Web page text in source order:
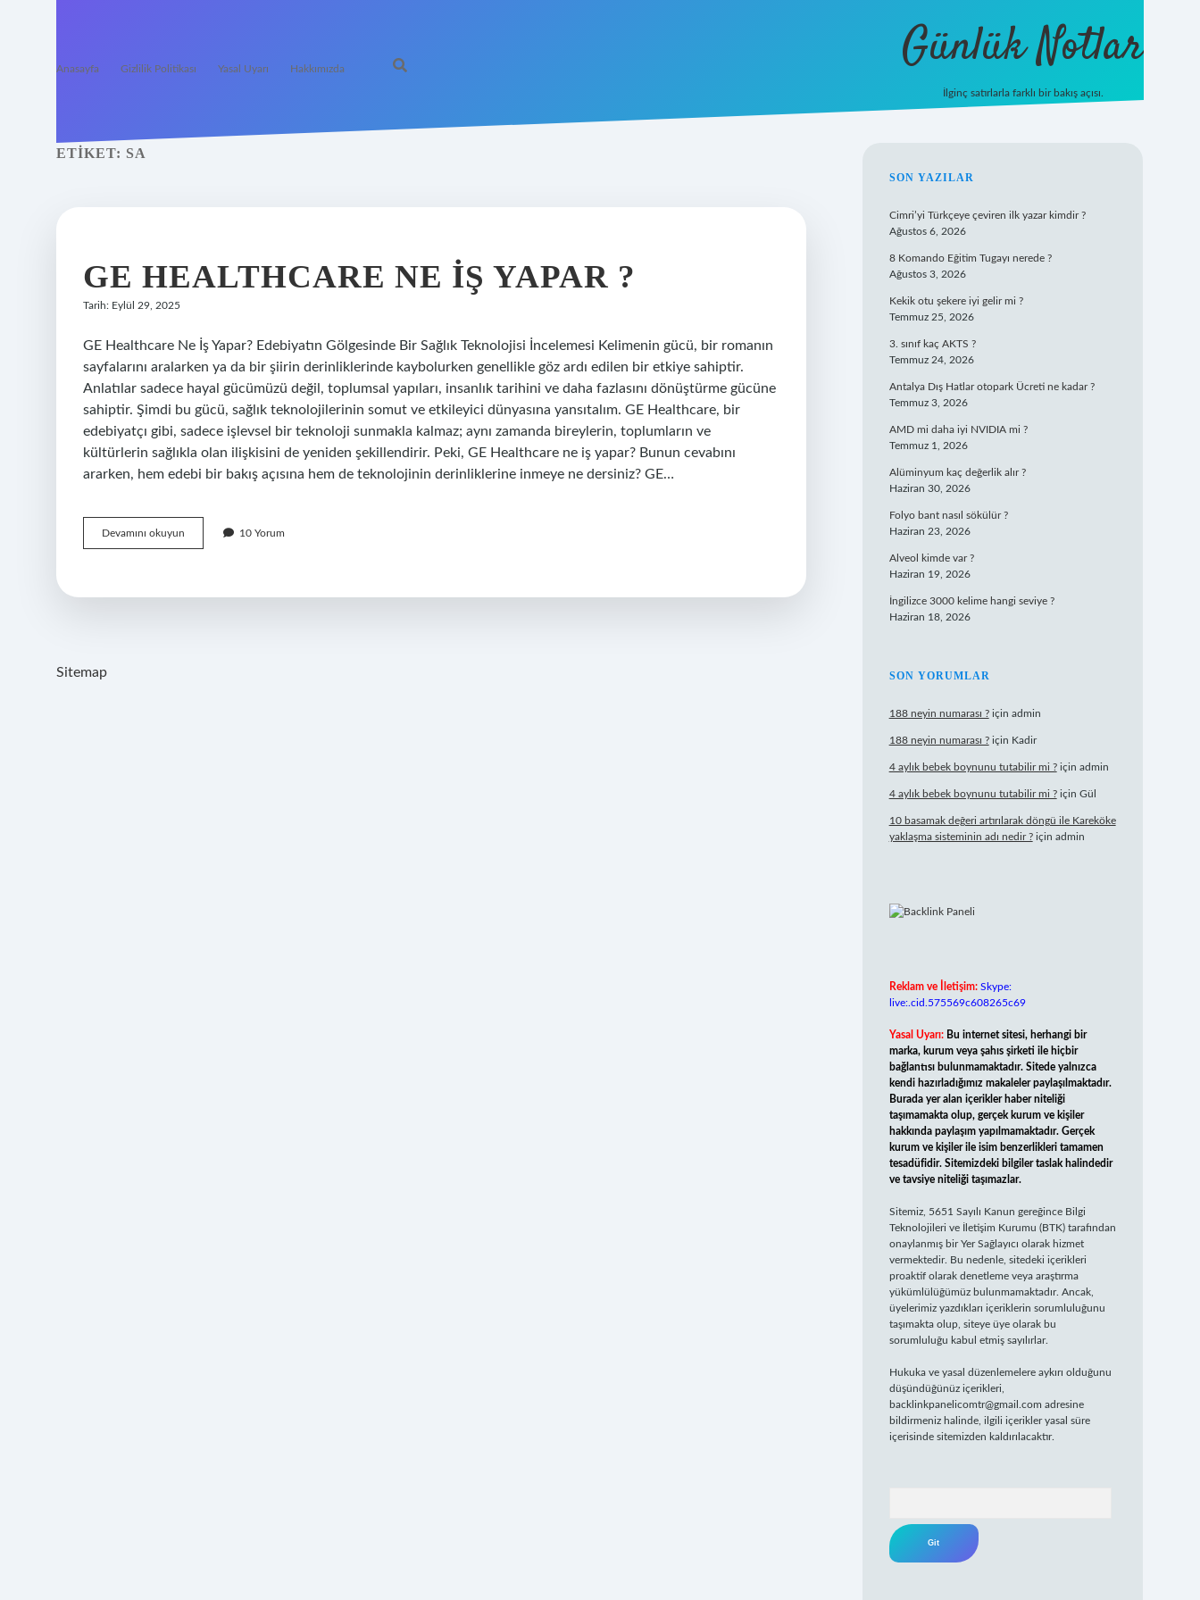
Anasayfa Gizlilik Politikası Yasal Uyarı Hakkımızda Günlük Notlar
İlginç satırlarla farklı bir bakış açısı.
ETIKET: SA
GE HEALTHCARE NE IŞ YAPAR ?
Tarih: Eylül 29, 2025
GE Healthcare Ne İş Yapar? Edebiyatın Gölgesinde Bir Sağlık Teknolojisi İncelemesi Kelimenin gücü, bir romanın
sayfalarını aralarken ya da bir şiirin derinliklerinde kaybolurken genellikle göz ardı edilen bir etkiye sahiptir.
Anlatılar sadece hayal gücümüzü değil, toplumsal yapıları, insanlık tarihini ve daha fazlasını dönüştürme gücüne
sahiptir. Şimdi bu gücü, sağlık teknolojilerinin somut ve etkileyici dünyasına yansıtalım. GE Healthcare, bir
edebiyatçı gibi, sadece işlevsel bir teknoloji sunmakla kalmaz; aynı zamanda bireylerin, toplumların ve
kültürlerin sağlıkla olan ilişkisini de yeniden şekillendirir. Peki, GE Healthcare ne iş yapar? Bunun cevabını
ararken, hem edebi bir bakış açısına hem de teknolojinin derinliklerine inmeye ne dersiniz? GE…
Devamını okuyun
Healthcare
yapar
10 Yorum
Sitemap
SIDEBAR
SON YAZILAR
Cimri’yi Türkçeye çeviren ilk yazar kimdir ?
Ağustos 6, 2026
8 Komando Eğitim Tugayı nerede ?
Ağustos 3, 2026
Kekik otu şekere iyi gelir mi ?
Temmuz 25, 2026
3. sınıf kaç AKTS ?
Temmuz 24, 2026
Antalya Dış Hatlar otopark Ücreti ne kadar ?
Temmuz 3, 2026
AMD mi daha iyi NVIDIA mi ?
Temmuz 1, 2026
Alüminyum kaç değerlik alır ?
Haziran 30, 2026
Folyo bant nasıl sökülür ?
Haziran 23, 2026
Alveol kimde var ?
Haziran 19, 2026
İngilizce 3000 kelime hangi seviye ?
Haziran 18, 2026
SON YORUMLAR
188 neyin numarası ?için admin
188 neyin numarası ?için Kadir
4 aylık bebek boynunu tutabilir mi ?için admin
4 aylık bebek boynunu tutabilir mi ?için Gül
10 basamak değeri artırılarak döngü ile Kareköke
yaklaşma sisteminin adı nedir ?için admin
Reklam ve İletişim: Skype:
live:.cid.575569c608265c69
Yasal Uyarı: Bu internet sitesi, herhangi bir
marka, kurum veya şahıs şirketi ile hiçbir
bağlantısı bulunmamaktadır. Sitede yalnızca
kendi hazırladığımız makaleler paylaşılmaktadır.
Burada yer alan içerikler haber niteliği
taşımamakta olup, gerçek kurum ve kişiler
hakkında paylaşım yapılmamaktadır. Gerçek
kurum ve kişiler ile isim benzerlikleri tamamen
tesadüfidir. Sitemizdeki bilgiler taslak halindedir
ve tavsiye niteliği taşımazlar.
Sitemiz, 5651 Sayılı Kanun gereğince Bilgi
Teknolojileri ve İletişim Kurumu (BTK) tarafından
onaylanmış bir Yer Sağlayıcı olarak hizmet
vermektedir. Bu nedenle, sitedeki içerikleri
proaktif olarak denetleme veya araştırma
yükümlülüğümüz bulunmamaktadır. Ancak,
üyelerimiz yazdıkları içeriklerin sorumluluğunu
taşımakta olup, siteye üye olarak bu
sorumluluğu kabul etmiş sayılırlar.
Hukuka ve yasal düzenlemelere aykırı olduğunu
düşündüğünüz içerikleri,
backlinkpanelicomtr@gmail.com adresine
bildirmeniz halinde, ilgili içerikler yasal süre
içerisinde sitemizden kaldırılacaktır.